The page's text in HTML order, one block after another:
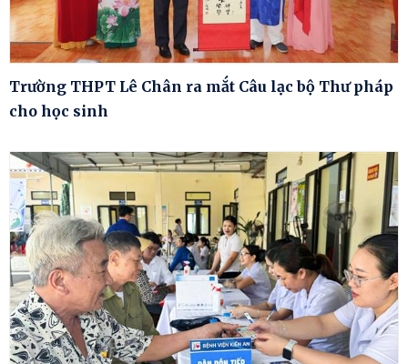
Trường THPT Lê Chân ra mắt Câu lạc bộ Thư pháp
cho học sinh